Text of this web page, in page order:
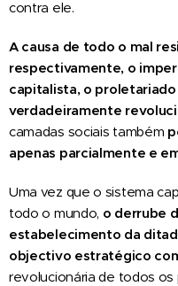
contra ele.
A causa de todo o mal
respectivamente, o
capitalista, o proletariado
verdadeiramente
camadas sociais também
apenas parcialmente e
Uma vez que o sistema
todo o mundo, o derrube
estabelecimento da
objectivo estratégico
revolucionária de todos os